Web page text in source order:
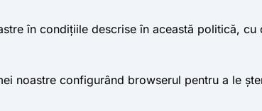
în condițiile descrise în această politică,
noastre configurând browserul pentru a le